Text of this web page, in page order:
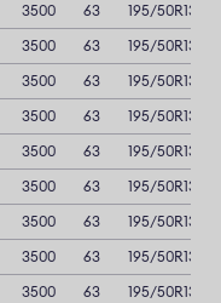
3500 63
195/50R13
3500 63
195/50R13
3500 63
195/50R13
3500 63
195/50R13
3500 63
195/50R13
3500 63
195/50R13
3500 63
195/50R13
3500 63
195/50R13
3500 63
195/50R13